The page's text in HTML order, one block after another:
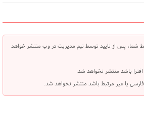
شما، پس از تایید توسط تیم مدیریت در وب منتشر خواهد
باشد منتشر نخواهد شد.
فارسی یا غیر مرتبط باشد منتشر نخواهد شد.